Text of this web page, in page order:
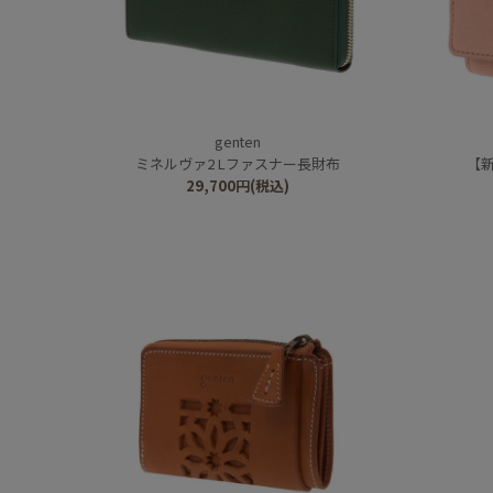
genten
ミネルヴァ2 Lファスナー長財布
29,700円(税込)